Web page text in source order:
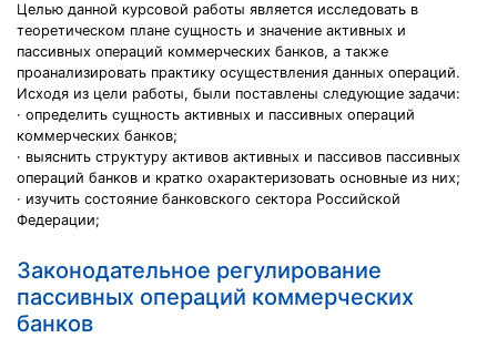
Целью данной курсовой работы является исследовать в
теоретическом плане сущность и значение активных и
пассивных операций коммерческих банков, а также
проанализировать практику осуществления данных операций.
Исходя из цели работы, были поставлены следующие задачи:
· определить сущность активных и пассивных операций
коммерческих банков;
· выяснить структуру активов активных и пассивов пассивных
операций банков и кратко охарактеризовать основные из них;
· изучить состояние банковского сектора Российской
Федерации;
Законодательное регулирование
пассивных операций коммерческих
банков